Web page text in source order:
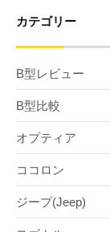
カテゴリー
B型レビュー
B型比較
オプティア
ココロン
ジープ(Jeep)